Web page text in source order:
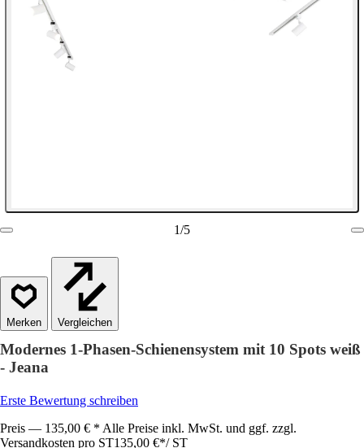
1/5
Vergleichen
Modernes 1-Phasen-Schienensystem mit 10 Spots weiß
- Jeana
Erste Bewertung schreiben
Preis — 135,00 € * Alle Preise inkl. MwSt. und ggf. zzgl.
Versandkosten pro ST135,00 €*/ ST